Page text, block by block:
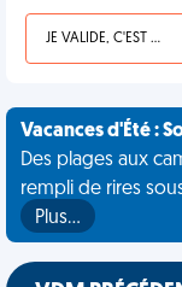
JE VALIDE, C'EST UNE VDM
Vacances d'Été :
Des plages aux
rempli de rires
Plus…